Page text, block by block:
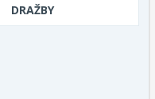
DRAŽBY